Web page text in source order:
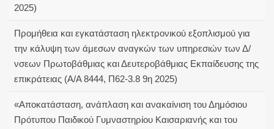
2025)
Προμήθεια και εγκατάσταση ηλεκτρονικού εξοπλισμού για
την κάλυψη των άμεσων αναγκών των υπηρεσιών των Δ/
νσεων Πρωτοβάθμιας και Δευτεροβάθμιας Εκπαίδευσης της
επικράτειας (Α/Α 8444, Π62-3.8 9η 2025)
«Αποκατάσταση, ανάπλαση και ανακαίνιση του Δημόσιου
Πρότυπου Παιδικού Γυμναστηρίου Καισαριανής και του